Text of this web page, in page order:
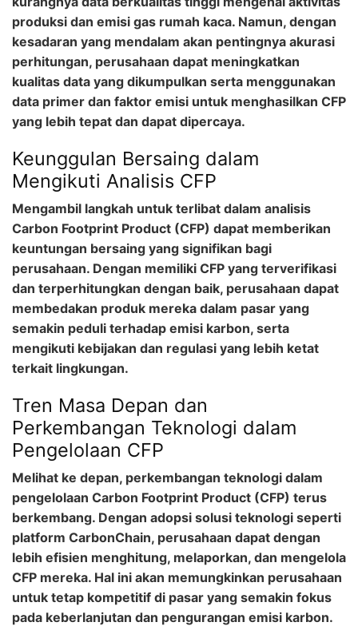
produksi dan emisi gas rumah kaca. Namun, dengan
kesadaran yang mendalam akan pentingnya akurasi
perhitungan, perusahaan dapat meningkatkan
kualitas data yang dikumpulkan serta menggunakan
data primer dan faktor emisi untuk menghasilkan CFP
yang lebih tepat dan dapat dipercaya.
Keunggulan Bersaing dalam
Mengikuti Analisis CFP
Mengambil langkah untuk terlibat dalam analisis
Carbon Footprint Product (CFP) dapat memberikan
keuntungan bersaing yang signifikan bagi
perusahaan. Dengan memiliki CFP yang terverifikasi
dan terperhitungkan dengan baik, perusahaan dapat
membedakan produk mereka dalam pasar yang
semakin peduli terhadap emisi karbon, serta
mengikuti kebijakan dan regulasi yang lebih ketat
terkait lingkungan.
Tren Masa Depan dan
Perkembangan Teknologi dalam
Pengelolaan CFP
Melihat ke depan, perkembangan teknologi dalam
pengelolaan Carbon Footprint Product (CFP) terus
berkembang. Dengan adopsi solusi teknologi seperti
platform CarbonChain, perusahaan dapat dengan
lebih efisien menghitung, melaporkan, dan mengelola
CFP mereka. Hal ini akan memungkinkan perusahaan
untuk tetap kompetitif di pasar yang semakin fokus
pada keberlanjutan dan pengurangan emisi karbon.